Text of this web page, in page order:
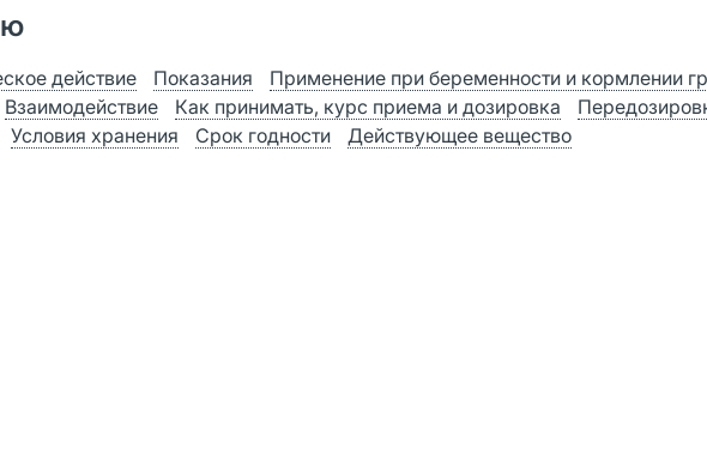
действие Показания
Применение при беременности и кормлении
Взаимодействие Как принимать, курс приема и дозировка
Условия хранения Срок годности Действующее вещество